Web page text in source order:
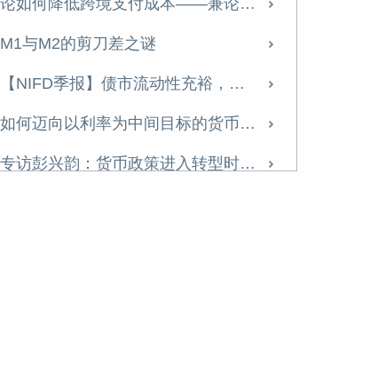
论如何降低跨境支付成本——兼论中央银行流动桥机制
M1与M2的剪刀差之谜
【NIFD季报】债市流动性充裕，收益率整体下行——2024Q2债券市场
如何迈向以利率为中间目标的货币政策框架
专访彭兴韵：货币政策进入转型时刻，“中国版QE”没有必要